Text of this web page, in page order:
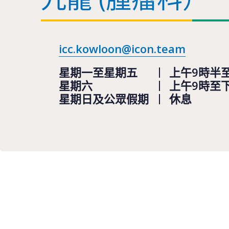
icc.kowloon@icon.team
星期一至星期五
上午9時半
星期六
上午9時至
星期日及公眾假期
休息